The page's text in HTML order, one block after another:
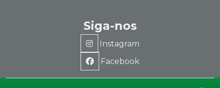
Siga-nos
Instagram
Facebook